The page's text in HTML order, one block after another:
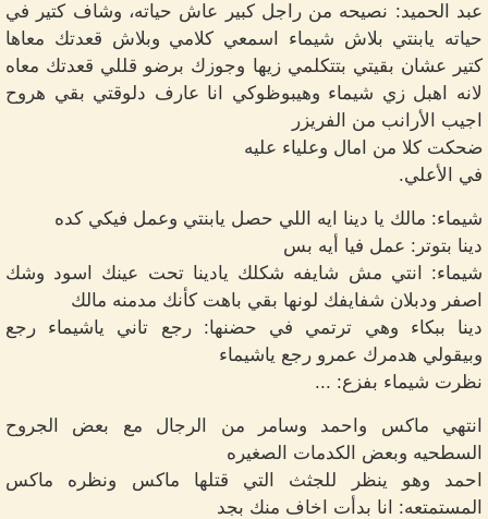
عبد الحميد: نصيحه من راجل كبير عاش حياته، وشاف كتير في
حياته يابنتي بلاش شيماء اسمعي كلامي وبلاش قعدتك معاها
كتير عشان بقيتي بتتكلمي زيها وجوزك برضو قللي قعدتك معاه
لانه اهبل زي شيماء وهيبوظوكي انا عارف دلوقتي بقي هروح
اجيب الأرانب من الفريزر
ضحكت كلا من امال وعلياء عليه
في الأعلي.
شيماء: مالك يا دينا ايه اللي حصل يابنتي وعمل فيكي كده
دينا بتوتر: عمل فيا أيه بس
شيماء: انتي مش شايفه شكلك يادينا تحت عينك اسود وشك
اصفر ودبلان شفايفك لونها بقي باهت كأنك مدمنه مالك
دينا ببكاء وهي ترتمي في حضنها: رجع تاني ياشيماء رجع
وبيقولي هدمرك عمرو رجع ياشيماء
نظرت شيماء بفزع: ...
انتهي ماكس واحمد وسامر من الرجال مع بعض الجروح
السطحيه وبعض الكدمات الصغيره
احمد وهو ينظر للجثث التي قتلها ماكس ونظره ماكس
المستمتعه: انا بدأت اخاف منك بجد